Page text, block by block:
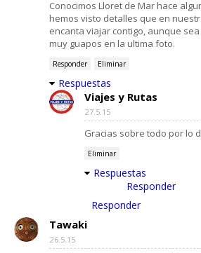
Conocimos Lloret de Mar hace
hemos visto detalles que en
encanta viajar contigo, aunque
muy guapos en la ultima foto.
Responder Eliminar
Respuestas
Viajes y Rutas
27.5.15
Gracias sobre todo por lo
Eliminar
Respuestas
Responder
Responder
Tawaki
26.5.15